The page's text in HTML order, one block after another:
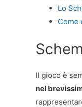
Lo
Come
Il gioco è
nel